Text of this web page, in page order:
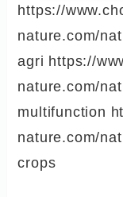
https://
nature.com/
agri https://
nature.com/
multifunction
nature.com/
crops